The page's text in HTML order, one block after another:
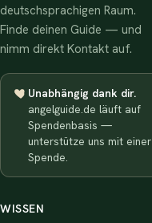
deutschsprachigen Raum.
Finde deinen Guide — und
nimm direkt Kontakt auf.
Unabhängig dank dir.
angelguide.de läuft auf
Spendenbasis —
unterstütze uns mit einer
Spende.
WISSEN